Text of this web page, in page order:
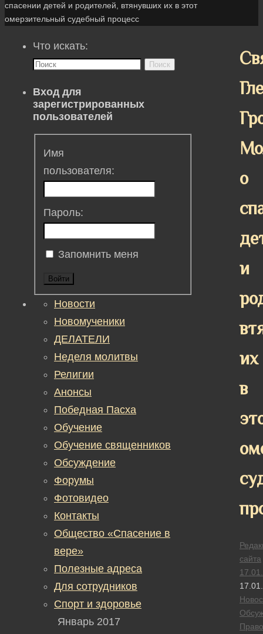
спасении детей и родителей, втянувших их в этот
омерзительный судебный процесс
о
и
их
в
сайта
Что искать:
Поиск
Вход для
зарегистрированных
пользователей
Имя
пользователя:
Пароль:
Запомнить меня
Войти
Новости
Новомученики
ДЕЛАТЕЛИ
Неделя молитвы
Религии
Анонсы
Победная Пасха
Обучение
Обучение священников
Обсуждение
Форумы
Фотовидео
Контакты
Общество «Спасение в
вере»
Полезные адреса
Для сотрудников
Спорт и здоровье
Январь 2017